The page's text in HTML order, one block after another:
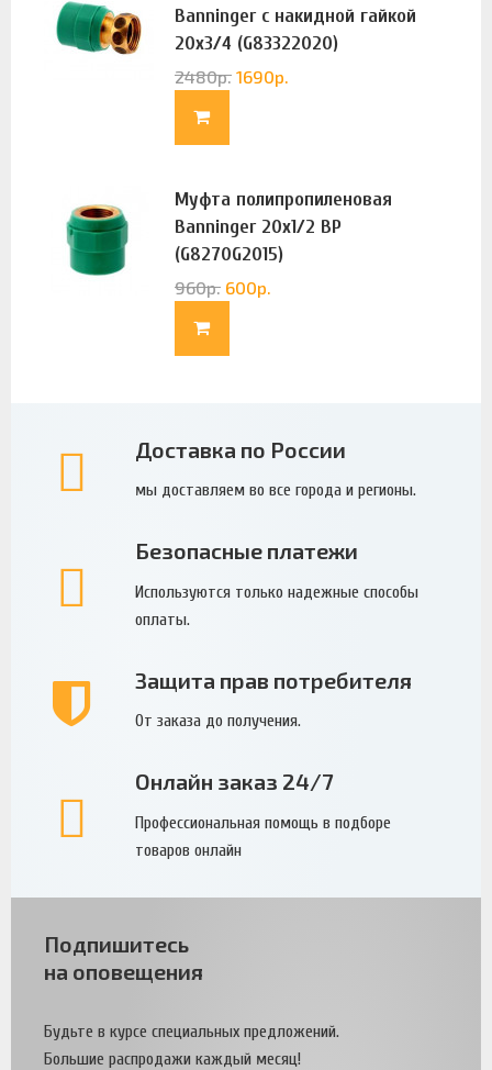
Banninger с накидной гайкой
20х3/4 (G83322020)
2480р. 1690р.
Муфта полипропиленовая
Banninger 20х1/2 ВР
(G8270G2015)
960р. 600р.
Доставка по России
мы доставляем во все города и регионы.
Безопасные платежи
Используются только надежные способы
оплаты.
Защита прав потребителя
От заказа до получения.
Онлайн заказ 24/7
Профессиональная помощь в подборе
товаров онлайн
Подпишитесь
на оповещения
Будьте в курсе специальных предложений.
Большие распродажи каждый месяц!